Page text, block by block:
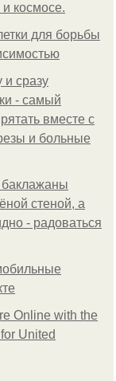
космосе.
для борьбы
и сразу
- самый
вместе с
и больные
баклажаны
стеной, а
- радоваться
Online with the
United